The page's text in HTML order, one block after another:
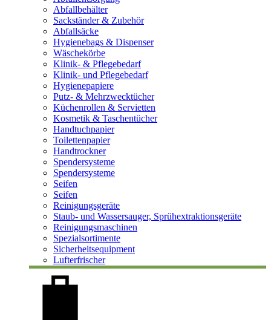
Abfallbehälter
Sackständer & Zubehör
Abfallsäcke
Hygienebags & Dispenser
Wäschekörbe
Klinik- & Pflegebedarf
Klinik- und Pflegebedarf
Hygienepapiere
Putz- & Mehrzwecktücher
Küchenrollen & Servietten
Kosmetik & Taschentücher
Handtuchpapier
Toilettenpapier
Handtrockner
Spendersysteme
Spendersysteme
Seifen
Seifen
Reinigungsgeräte
Staub- und Wassersauger, Sprühextraktionsgeräte
Reinigungsmaschinen
Spezialsortimente
Sicherheitsequipment
Lufterfrischer